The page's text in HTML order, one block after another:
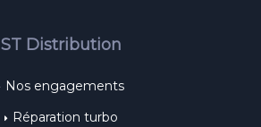
ST Distribution
Nos engagements
Réparation turbo